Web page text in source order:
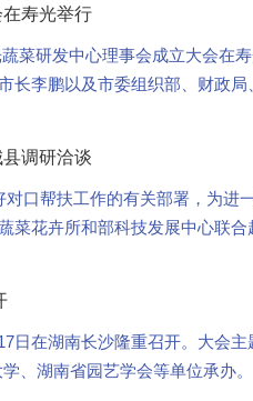
寿光举行
菜研发中心理事会成立大会在
长李鹏以及市委组织部、财政局
调研洽谈
口帮扶工作的有关部署，为进
菜花卉所和部科技发展中心联
日在湖南长沙隆重召开。大会主
、湖南省园艺学会等单位承办。